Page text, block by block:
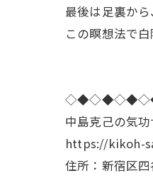
最後は足裏か
この瞑想法で
中島克己の気
https://kikoh-
住所：新宿区